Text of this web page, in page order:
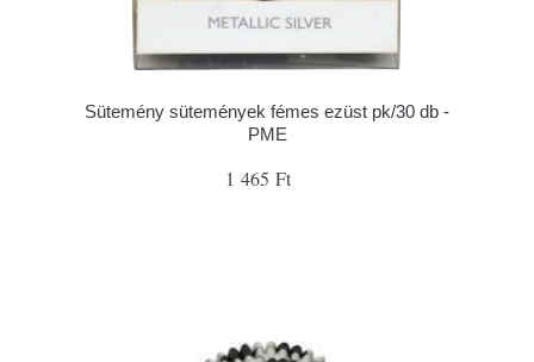
Sütemény sütemények fémes ezüst pk/30 db -
PME
1 465 Ft